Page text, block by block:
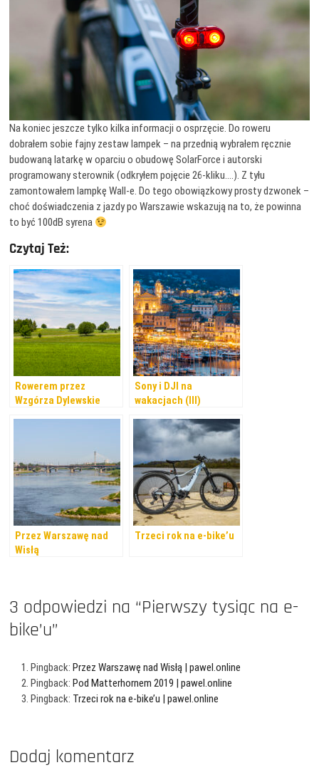
Na koniec jeszcze tylko kilka informacji o osprzęcie. Do roweru
dobrałem sobie fajny zestaw lampek – na przednią wybrałem ręcznie
budowaną latarkę w oparciu o obudowę SolarForce i autorski
programowany sterownik (odkryłem pojęcie 26-kliku….). Z tyłu
zamontowałem lampkę Wall-e. Do tego obowiązkowy prosty dzwonek –
choć doświadczenia z jazdy po Warszawie wskazują na to, że powinna
to być 100dB syrena
Czytaj Też:
Rowerem przez
Wzgórza Dylewskie
Sony i DJI na
wakacjach (III)
Przez Warszawę nad
Wisłą
Trzeci rok na e-bike’u
3 odpowiedzi na “Pierwszy tysiąc na e-
bike’u”
Pingback: Przez Warszawę nad Wisłą | pawel.online
Pingback: Pod Matterhornem 2019 | pawel.online
Pingback: Trzeci rok na e-bike’u | pawel.online
Dodaj komentarz